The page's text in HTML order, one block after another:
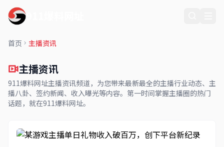
首页 主播资讯
主播资讯
911爆料网址主播资讯频道，为您带来最新最全的主播行业动态、主
播八卦、签约新闻、收入曝光等内容。第一时间掌握主播圈的热门
话题，就在911爆料网址。